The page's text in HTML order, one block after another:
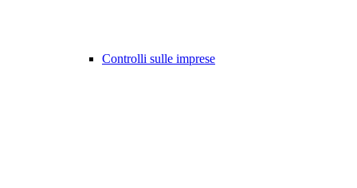
Controlli sulle imprese